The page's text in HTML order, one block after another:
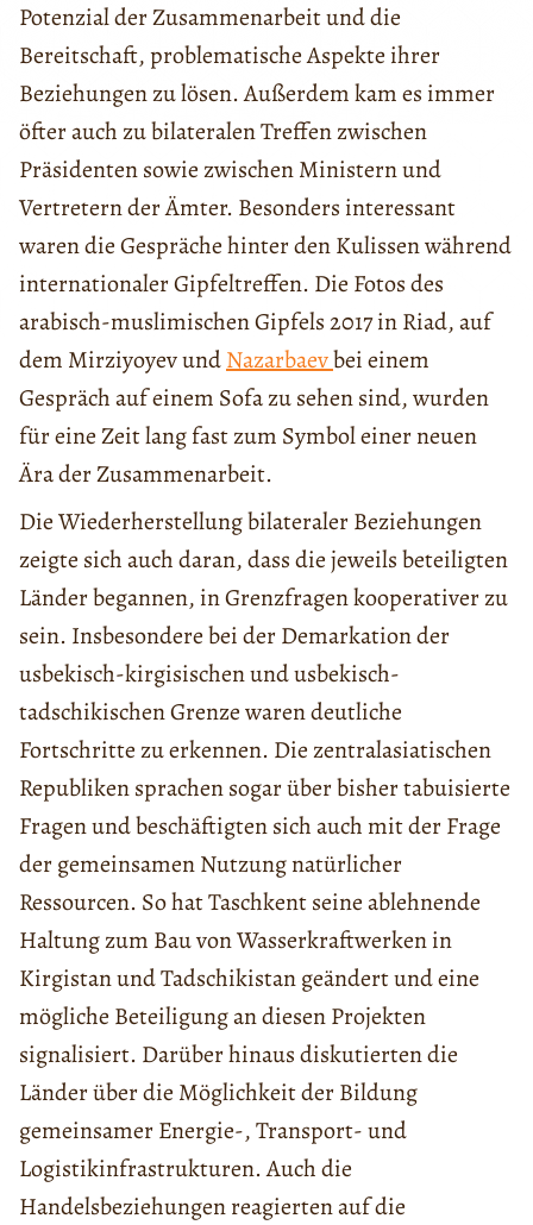
Potenzial der Zusammenarbeit und die
Bereitschaft, problematische Aspekte ihrer
Beziehungen zu lösen. Außerdem kam es immer
öfter auch zu bilateralen Treffen zwischen
Präsidenten sowie zwischen Ministern und
Vertretern der Ämter. Besonders interessant
waren die Gespräche hinter den Kulissen während
internationaler Gipfeltreffen. Die Fotos des
arabisch-muslimischen Gipfels 2017 in Riad, auf
dem Mirziyoyev undNazarbaevbei einem
Gespräch auf einem Sofa zu sehen sind, wurden
für eine Zeit lang fast zum Symbol einer neuen
Ära der Zusammenarbeit.
Die Wiederherstellung bilateraler Beziehungen
zeigte sich auch daran, dass die jeweils beteiligten
Länder begannen, in Grenzfragen kooperativer zu
sein. Insbesondere bei der Demarkation der
usbekisch-kirgisischen und usbekisch-
tadschikischen Grenze waren deutliche
Fortschritte zu erkennen. Die zentralasiatischen
Republiken sprachen sogar über bisher tabuisierte
Fragen und beschäftigten sich auch mit der Frage
der gemeinsamen Nutzung natürlicher
Ressourcen. So hat Taschkent seine ablehnende
Haltung zum Bau von Wasserkraftwerken in
Kirgistan und Tadschikistan geändert und eine
mögliche Beteiligung an diesen Projekten
signalisiert. Darüber hinaus diskutierten die
Länder über die Möglichkeit der Bildung
gemeinsamer Energie-, Transport- und
Logistikinfrastrukturen. Auch die
Handelsbeziehungen reagierten auf die